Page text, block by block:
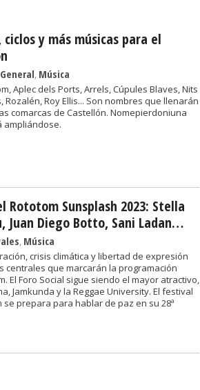
y más músicas para el
General, Música
Aplec dels Ports, Arrels, Cúpules Blaves, Nits
Rozalén, Roy Ellis... Son nombres que llenarán
comarcas de Castellón. Nomepierdoniuna
ampliándose.
Rototom Sunsplash 2023: Stella
Juan Diego Botto, Sani Ladan…
, Música
crisis climática y libertad de expresión
centrales que marcarán la programación
El Foro Social sigue siendo el mayor atractivo,
Jamkunda y la Reggae University. El festival
se prepara para hablar de paz en su 28ª